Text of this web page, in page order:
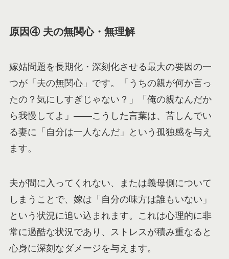
原因④ 夫の無関心・無理解
嫁姑問題を長期化・深刻化させる最大の要因の一
つが「夫の無関心」です。「うちの親が何か言っ
たの？気にしすぎじゃない？」「俺の親なんだか
ら我慢してよ」——こうした言葉は、苦しんでい
る妻に「自分は一人なんだ」という孤独感を与え
ます。
夫が間に入ってくれない、または義母側について
しまうことで、嫁は「自分の味方は誰もいない」
という状況に追い込まれます。これは心理的に非
常に過酷な状況であり、ストレスが積み重なると
心身に深刻なダメージを与えます。